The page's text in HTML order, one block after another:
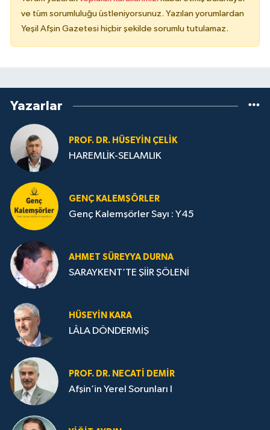
ve tüm sorumluluğu üstleniyorsunuz. Yazılan yorumlardan
Yeşil Afşin Gazetesi hiçbir şekilde sorumlu tutulamaz.
Yazarlar
PROF. DR. HÜSEYIN ÇELIK
HAREMLİK-SELAMLIK
GENÇ KALEMŞÖRLER
Genç Kalemşörler Sayı : Y45
AHMET SÜREYYA DURNA
SARAYKENT’TE ŞİİR ŞÖLENİ
HÜSEYIN KARA
LÂLA DÖNDERMİŞ
PROF. DR. NECATI DEMIR
Afşin’in Yerel Sorunları I